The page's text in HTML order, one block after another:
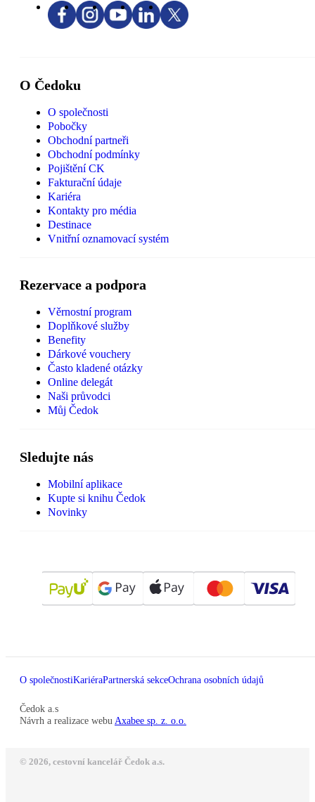
O Čedoku
O společnosti
Pobočky
Obchodní partneři
Obchodní podmínky
Pojištění CK
Fakturační údaje
Kariéra
Kontakty pro média
Destinace
Vnitřní oznamovací systém
Rezervace a podpora
Věrnostní program
Doplňkové služby
Benefity
Dárkové vouchery
Často kladené otázky
Online delegát
Naši průvodci
Můj Čedok
Sledujte nás
Mobilní aplikace
Kupte si knihu Čedok
Novinky
O společnostiKariéraPartnerská sekceOchrana osobních údajů
Čedok a.s
Návrh a realizace webu Axabee sp. z. o.o.
© 2026, cestovní kancelář Čedok a.s.